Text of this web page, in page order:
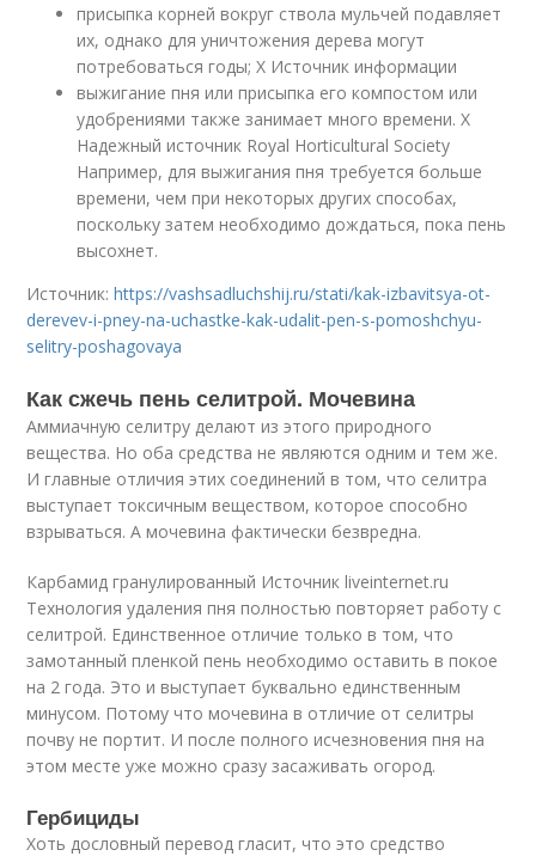
присыпка корней вокруг ствола мульчей подавляет
их, однако для уничтожения дерева могут
потребоваться годы; X Источник информации
выжигание пня или присыпка его компостом или
удобрениями также занимает много времени. X
Надежный источник Royal Horticultural Society
Например, для выжигания пня требуется больше
времени, чем при некоторых других способах,
поскольку затем необходимо дождаться, пока пень
высохнет.
Источник:https://vashsadluchshij.ru/stati/kak-izbavitsya-ot-
derevev-i-pney-na-uchastke-kak-udalit-pen-s-pomoshchyu-
selitry-poshagovaya
Как сжечь пень селитрой. Мочевина
Аммиачную селитру делают из этого природного
вещества. Но оба средства не являются одним и тем же.
И главные отличия этих соединений в том, что селитра
выступает токсичным веществом, которое способно
взрываться. А мочевина фактически безвредна.
Карбамид гранулированный Источник liveinternet.ru
Технология удаления пня полностью повторяет работу с
селитрой. Единственное отличие только в том, что
замотанный пленкой пень необходимо оставить в покое
на 2 года. Это и выступает буквально единственным
минусом. Потому что мочевина в отличие от селитры
почву не портит. И после полного исчезновения пня на
этом месте уже можно сразу засаживать огород.
Гербициды
Хоть дословный перевод гласит, что это средство